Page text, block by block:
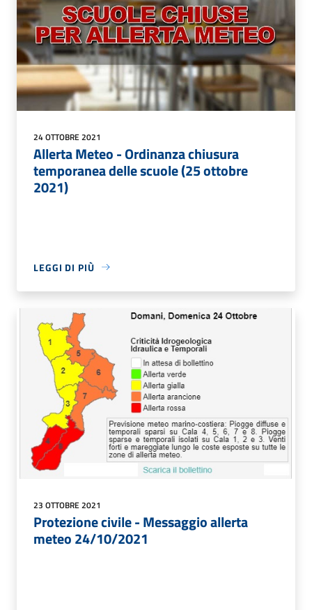
24 OTTOBRE 2021
Allerta Meteo - Ordinanza chiusura
temporanea delle scuole (25 ottobre
2021)
LEGGI DI PIÙ
23 OTTOBRE 2021
Protezione civile - Messaggio allerta
meteo 24/10/2021